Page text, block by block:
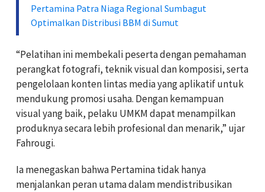
Pertamina Patra Niaga Regional Sumbagut
Optimalkan Distribusi BBM di Sumut
“Pelatihan ini membekali peserta dengan pemahaman
perangkat fotografi, teknik visual dan komposisi, serta
pengelolaan konten lintas media yang aplikatif untuk
mendukung promosi usaha. Dengan kemampuan
visual yang baik, pelaku UMKM dapat menampilkan
produknya secara lebih profesional dan menarik,” ujar
Fahrougi.
Ia menegaskan bahwa Pertamina tidak hanya
menjalankan peran utama dalam mendistribusikan